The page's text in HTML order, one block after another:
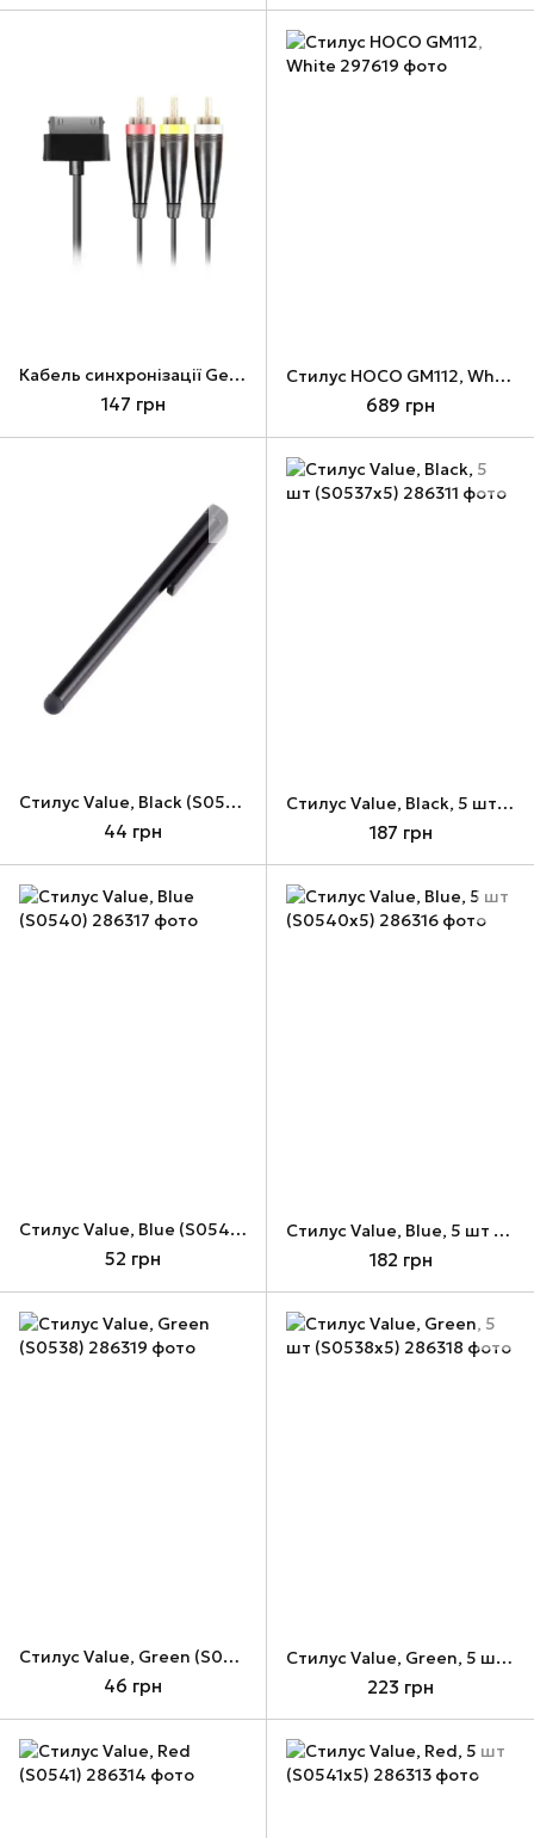
Кабель синхронізації Gemix для Samsung Galaxy Tab 1 м (GC 1916)
147 грн
Стилус HOCO GM112, White
689 грн
Стилус Value, Black (S0537)
44 грн
Стилус Value, Black, 5 шт (S0537x5)
187 грн
Стилус Value, Blue (S0540)
52 грн
Стилус Value, Blue, 5 шт (S0540x5)
182 грн
Стилус Value, Green (S0538)
46 грн
Стилус Value, Green, 5 шт (S0538x5)
223 грн